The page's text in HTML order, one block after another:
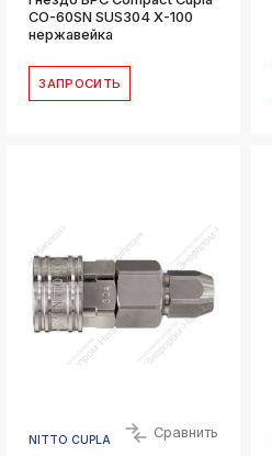
CO-60SN SUS304 X-100
нержавейка
ЗАПРОСИТЬ
NITTO CUPLA Сравнить